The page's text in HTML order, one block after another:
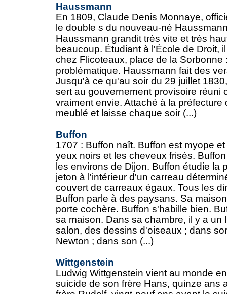
Haussmann
En 1809, Claude Denis Monnaye,
le double s du nouveau-né
Haussmann grandit très vite et très
beaucoup. Étudiant à l'École de Droit,
chez Flicoteaux, place de la Sorbonne
problématique. Haussmann fait des
Jusqu'à ce qu'au soir du 29 juillet
sert au gouvernement provisoire réuni
vraiment envie. Attaché à la préfecture
meublé et laisse chaque soir (...)
Buffon
1707 : Buffon naît. Buffon est myope
yeux noirs et les cheveux frisés.
les environs de Dijon. Buffon étudie la
jeton à l'intérieur d'un carreau
couvert de carreaux égaux. Tous les
Buffon parle à des paysans. Sa
porte cochère. Buffon s'habille bien.
sa maison. Dans sa chambre, il y a un
salon, des dessins d'oiseaux ; dans
Newton ; dans son (...)
Wittgenstein
Ludwig Wittgenstein vient au monde
suicide de son frère Hans, quinze ans